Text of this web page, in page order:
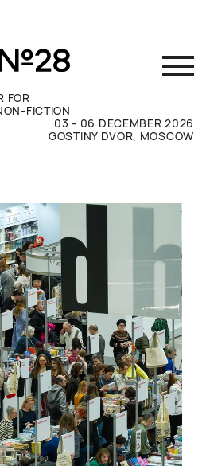
FOR
FICTION
03 - 06 DECEMBER 2026
GOSTINY DVOR, MOSCOW